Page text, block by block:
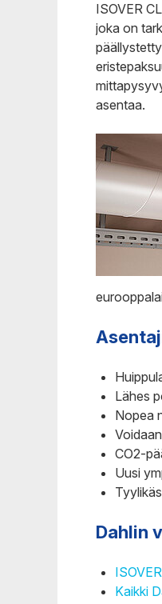
ISOVER
joka on
asentaa.
Lähes
Nopea
CO2-
Uusi
Dahlin
Kaikki